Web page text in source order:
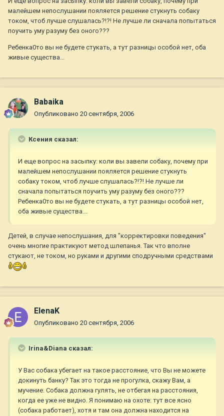
малейшем непослушании пояляется решение стукнуть собаку
током, чтоб лучше слушалась?!?! Не лучше ли сначала попытаться
поучить уму разуму без оного???
Ребенка0то вы не будете стукать, а тут разницы особой нет, оба
живые существа...
Babaika
Опубликовано 20 сентября, 2006
Ксения сказал:
И еще вопрос на засыпку: коли вы завели собаку, почему при
малейшем непослушании пояляется решение стукнуть
собаку током, чтоб лучше слушалась?!?! Не лучше ли
сначала попытаться поучить уму разуму без оного???
Ребенка0то вы не будете стукать, а тут разницы особой нет,
оба живые существа...
Детей, в случае непослушания, для "корректировки поведения"
очень многие практикуют метод шлепанья. Так что вполне
стукают, не током, но руками и другими сподручными средствами
ElenaK
Опубликовано 20 сентября, 2006
Irina&Diana сказал:
У Вас собака убегает на такое расстояние, что Вы не можете
докинуть банку? Так это тогда не прогулка, скажу Вам, а
мучение. Собака должна гулять, не отбегая на расстояния,
когда ее уже не видно. Я понимаю на охоте: тут все ясно
(собака работает), хотя и там она должна находится на